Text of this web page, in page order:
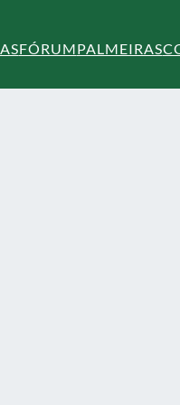
FÓRUMPALMEIRAS